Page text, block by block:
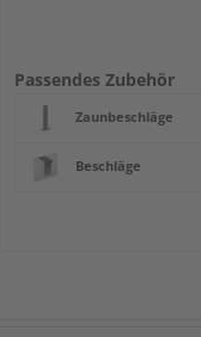
Passendes Zubehör
Zaunbeschläge
Beschläge